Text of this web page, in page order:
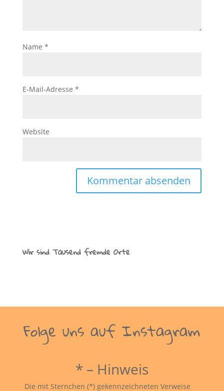
Name *
E-Mail-Adresse *
Website
Wir sind Tausend fremde Orte
Folge uns auf Instagram
* – Hinweis
Die mit Sternchen (*) gekennzeichneten Verweise